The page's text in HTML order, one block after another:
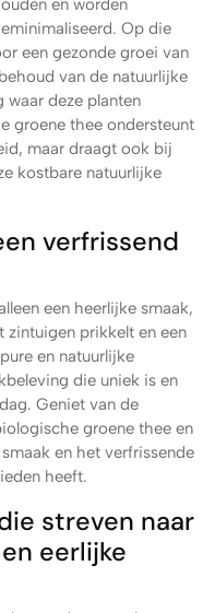
en worden
Op die
een gezonde groei van
van de natuurlijke
waar deze planten
groene thee ondersteunt
maar draagt ook bij
kostbare natuurlijke
verfrissend
een heerlijke smaak,
zintuigen prikkelt en een
en natuurlijke
die uniek is en
Geniet van de
groene thee en
en het verfrissende
heeft.
streven naar
eerlijke